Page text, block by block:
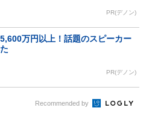
PR(デノン)
万円以上！話題のスピーカー
PR(デノン)
Recommended by